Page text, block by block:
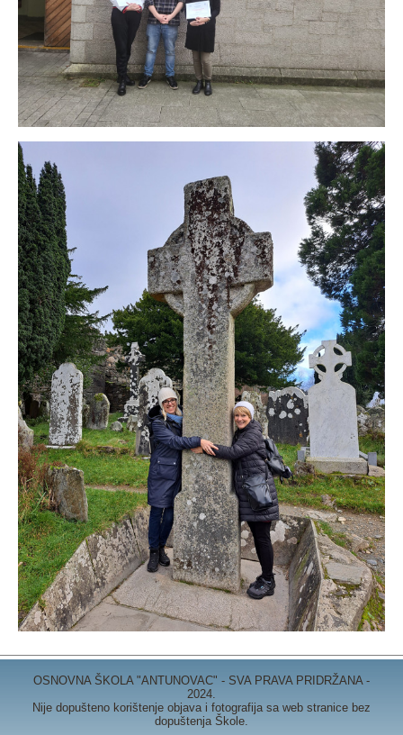
OSNOVNA ŠKOLA "ANTUNOVAC" - SVA PRAVA PRIDRŽANA -
2024.
Nije dopušteno korištenje objava i fotografija sa web stranice bez
dopuštenja Škole.